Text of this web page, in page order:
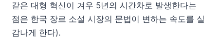
같은 대형 혁신이 겨우 5년의 시간차로 발생한다는
점은 한국 장르 소설 시장의 문법이 변하는 속도를 실
감나게 한다).